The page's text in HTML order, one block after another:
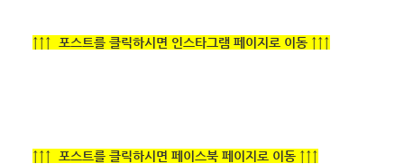
↑↑↑ 포스트를 클릭하시면 인스타그램 페이지로 이동 ↑↑↑
↑↑↑ 포스트를 클릭하시면 페이스북 페이지로 이동 ↑↑↑